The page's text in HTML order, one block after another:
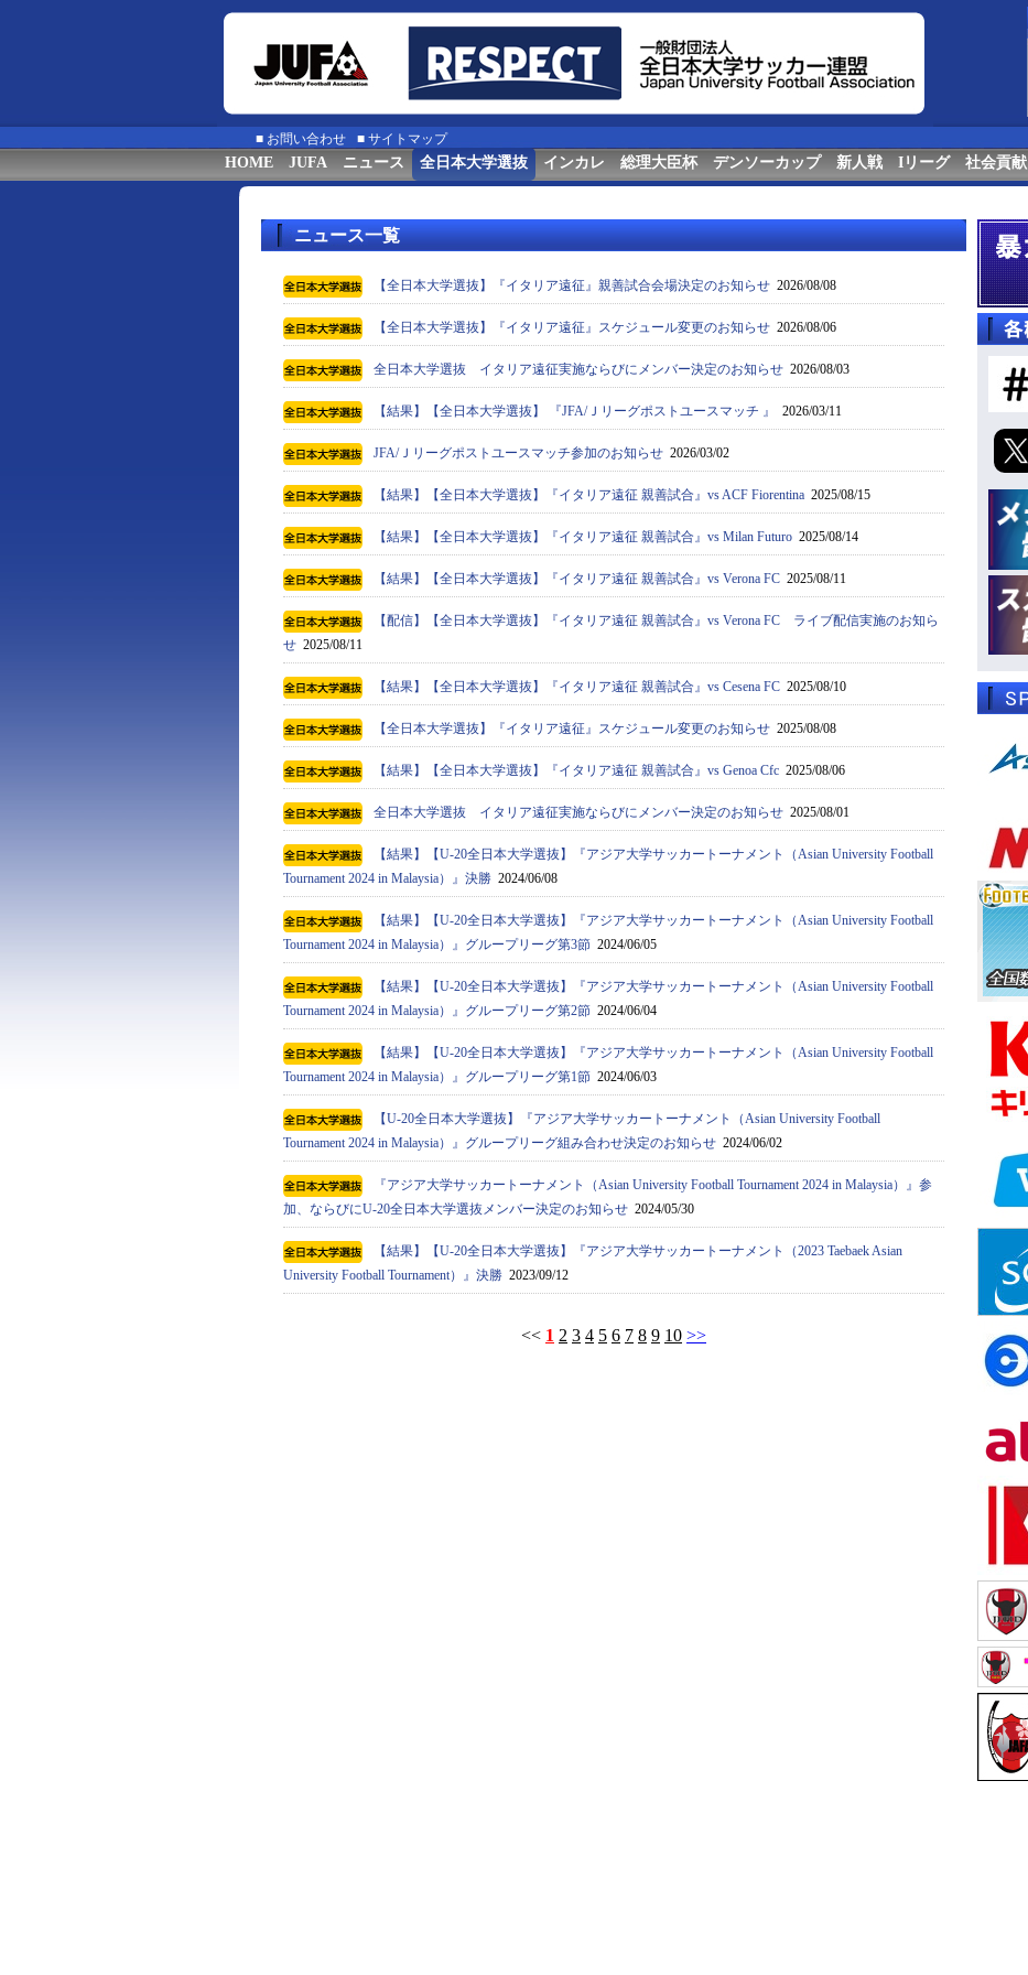
■ お問い合わせ ■ サイトマップ
HOME JUFA ニュース 全日本大学選抜 インカレ 総理大臣杯 デンソーカップ 新人戦 Iリーグ 社会貢献
ニュース一覧
【全日本大学選抜】『イタリア遠征』親善試合会場決定のお知らせ 2026/08/08
【全日本大学選抜】『イタリア遠征』スケジュール変更のお知らせ 2026/08/06
全日本大学選抜 イタリア遠征実施ならびにメンバー決定のお知らせ 2026/08/03
【結果】【全日本大学選抜】 『JFA/Ｊリーグポストユースマッチ 』 2026/03/11
JFA/Ｊリーグポストユースマッチ参加のお知らせ 2026/03/02
【結果】【全日本大学選抜】『イタリア遠征 親善試合』vs ACF Fiorentina 2025/08/15
【結果】【全日本大学選抜】『イタリア遠征 親善試合』vs Milan Futuro 2025/08/14
【結果】【全日本大学選抜】『イタリア遠征 親善試合』vs Verona FC 2025/08/11
【配信】【全日本大学選抜】『イタリア遠征 親善試合』vs Verona FC ライブ配信実施のお知ら
せ 2025/08/11
【結果】【全日本大学選抜】『イタリア遠征 親善試合』vs Cesena FC 2025/08/10
【全日本大学選抜】『イタリア遠征』スケジュール変更のお知らせ 2025/08/08
【結果】【全日本大学選抜】『イタリア遠征 親善試合』vs Genoa Cfc 2025/08/06
全日本大学選抜 イタリア遠征実施ならびにメンバー決定のお知らせ 2025/08/01
【結果】【U-20全日本大学選抜】『アジア⼤学サッカートーナメント（Asian University Football
Tournament 2024 in Malaysia）』決勝 2024/06/08
【結果】【U-20全日本大学選抜】『アジア⼤学サッカートーナメント（Asian University Football
Tournament 2024 in Malaysia）』グループリーグ第3節 2024/06/05
【結果】【U-20全日本大学選抜】『アジア⼤学サッカートーナメント（Asian University Football
Tournament 2024 in Malaysia）』グループリーグ第2節 2024/06/04
【結果】【U-20全日本大学選抜】『アジア⼤学サッカートーナメント（Asian University Football
Tournament 2024 in Malaysia）』グループリーグ第1節 2024/06/03
【U-20全日本大学選抜】『アジア⼤学サッカートーナメント（Asian University Football
Tournament 2024 in Malaysia）』グループリーグ組み合わせ決定のお知らせ 2024/06/02
『アジア⼤学サッカートーナメント（Asian University Football Tournament 2024 in Malaysia）』参
加、ならびにU-20全日本大学選抜メンバー決定のお知らせ 2024/05/30
【結果】【U-20全日本大学選抜】『アジア⼤学サッカートーナメント（2023 Taebaek Asian
University Football Tournament）』決勝 2023/09/12
<< 1 2 3 4 5 6 7 8 9 10 >>